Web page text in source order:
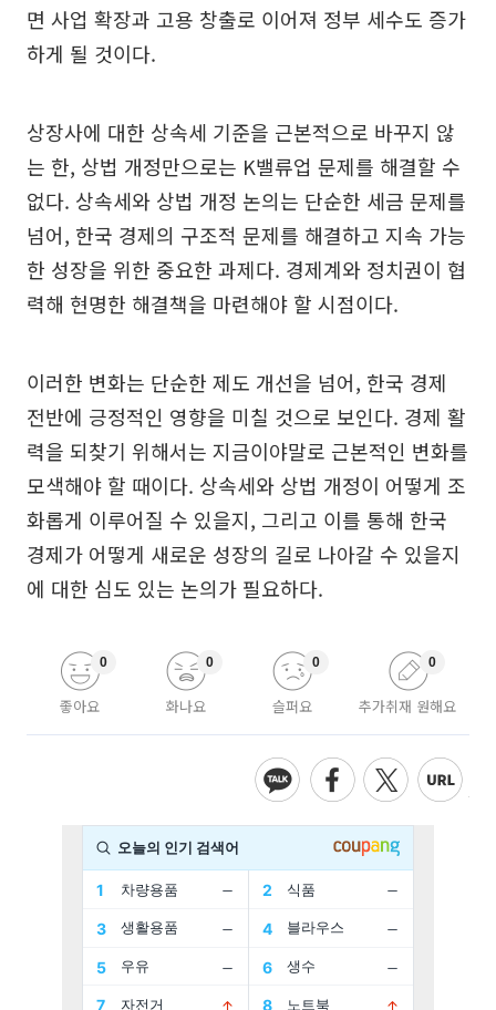
면 사업 확장과 고용 창출로 이어져 정부 세수도 증가
하게 될 것이다.
상장사에 대한 상속세 기준을 근본적으로 바꾸지 않
는 한, 상법 개정만으로는 K밸류업 문제를 해결할 수
없다. 상속세와 상법 개정 논의는 단순한 세금 문제를
넘어, 한국 경제의 구조적 문제를 해결하고 지속 가능
한 성장을 위한 중요한 과제다. 경제계와 정치권이 협
력해 현명한 해결책을 마련해야 할 시점이다.
이러한 변화는 단순한 제도 개선을 넘어, 한국 경제
전반에 긍정적인 영향을 미칠 것으로 보인다. 경제 활
력을 되찾기 위해서는 지금이야말로 근본적인 변화를
모색해야 할 때이다. 상속세와 상법 개정이 어떻게 조
화롭게 이루어질 수 있을지, 그리고 이를 통해 한국
경제가 어떻게 새로운 성장의 길로 나아갈 수 있을지
에 대한 심도 있는 논의가 필요하다.
좋아요
0
화나요
0
슬퍼요
0
추가취재 원해요
0